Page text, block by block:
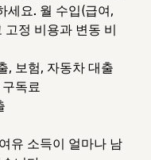
세요. 월 수입(급여,
고정 비용과 변동 비
, 보험, 자동차 대출
독료
유 소득이 얼마나 남